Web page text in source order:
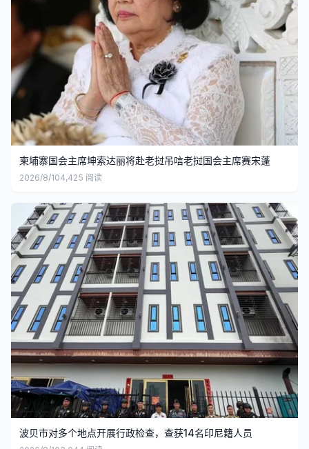
柬埔寨国会主席坤索达丽将赴老挝吊唁老挝国会主席赛宋蓬
2026/8/104,425 阅读
波贝市对多个地点开展行政检查，查获14名印尼籍人员